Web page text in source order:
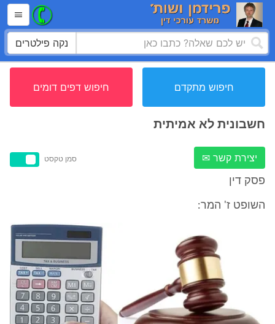
נקה פילטרים
חיפוש מתקדם חיפוש דפים דומים
חשבונית לא אמיתית
יצירת קשר ✉ סמן טקסט
פסק דין
השופט ז' המר: